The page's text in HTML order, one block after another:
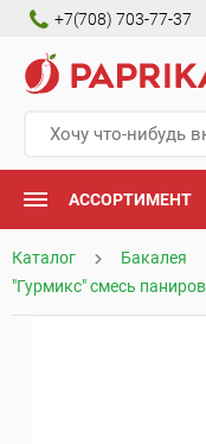
+7(708) 703-77-37
АССОРТИМЕНТ
Каталог
Бакалея
"Гурмикс" смесь